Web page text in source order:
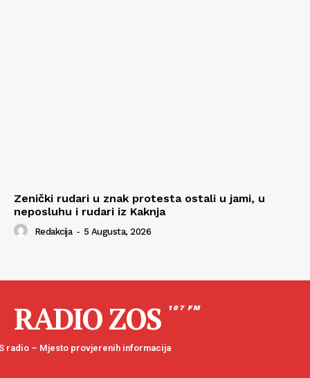
Zenički rudari u znak protesta ostali u jami, u
neposluhu i rudari iz Kaknja
Redakcija - 5 Augusta, 2026
RADIO ZOS 107 FM
radio – Mjesto provjerenih informacija